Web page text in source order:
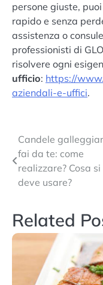
persone giuste,
rapido e senza
assistenza o
professionisti di
risolvere ogni
ufficio: https://
aziendali-e-uffici.
Navigazione
articoli
Candele
fai da te: come
realizzare? Cosa si
deve usare?
Related